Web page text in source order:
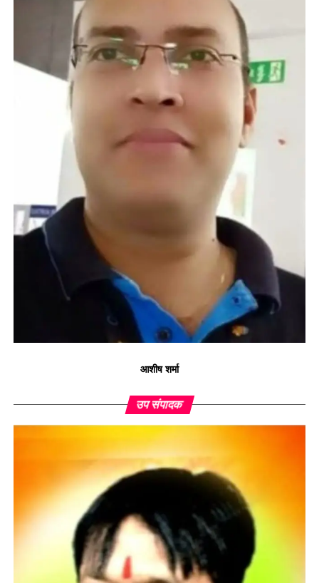
आशीष शर्मा
उप संपादक